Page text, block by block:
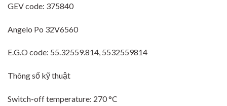
GEV code: 375840
Angelo Po 32V6560
E.G.O code: 55.32559.814, 5532559814
Thông số kỹ thuật
Switch-off temperature: 270 °C